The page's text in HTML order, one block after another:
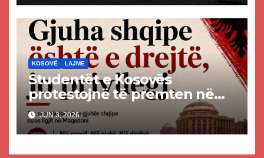
KOSOVË LAJME
Studentët e Kosovës
protestojnë të premten në
mbështetje të gjuhës shqipe
në Maqedoninë e Veriut
JUN 3, 2026